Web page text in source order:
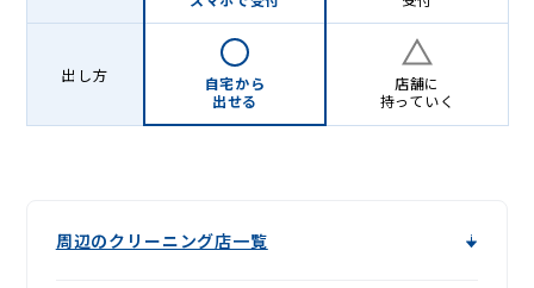
出し方
自宅から
出せる
店舗に
持っていく
周辺のクリーニング店一覧